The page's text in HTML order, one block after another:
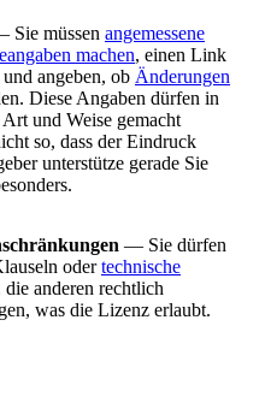
Sie müssen angemessene
machen, einen Link
angeben, ob Änderungen
Diese Angaben dürfen in
Art und Weise gemacht
so, dass der Eindruck
unterstütze gerade Sie
— Sie dürfen
odertechnische
die anderen rechtlich
was die Lizenz erlaubt.